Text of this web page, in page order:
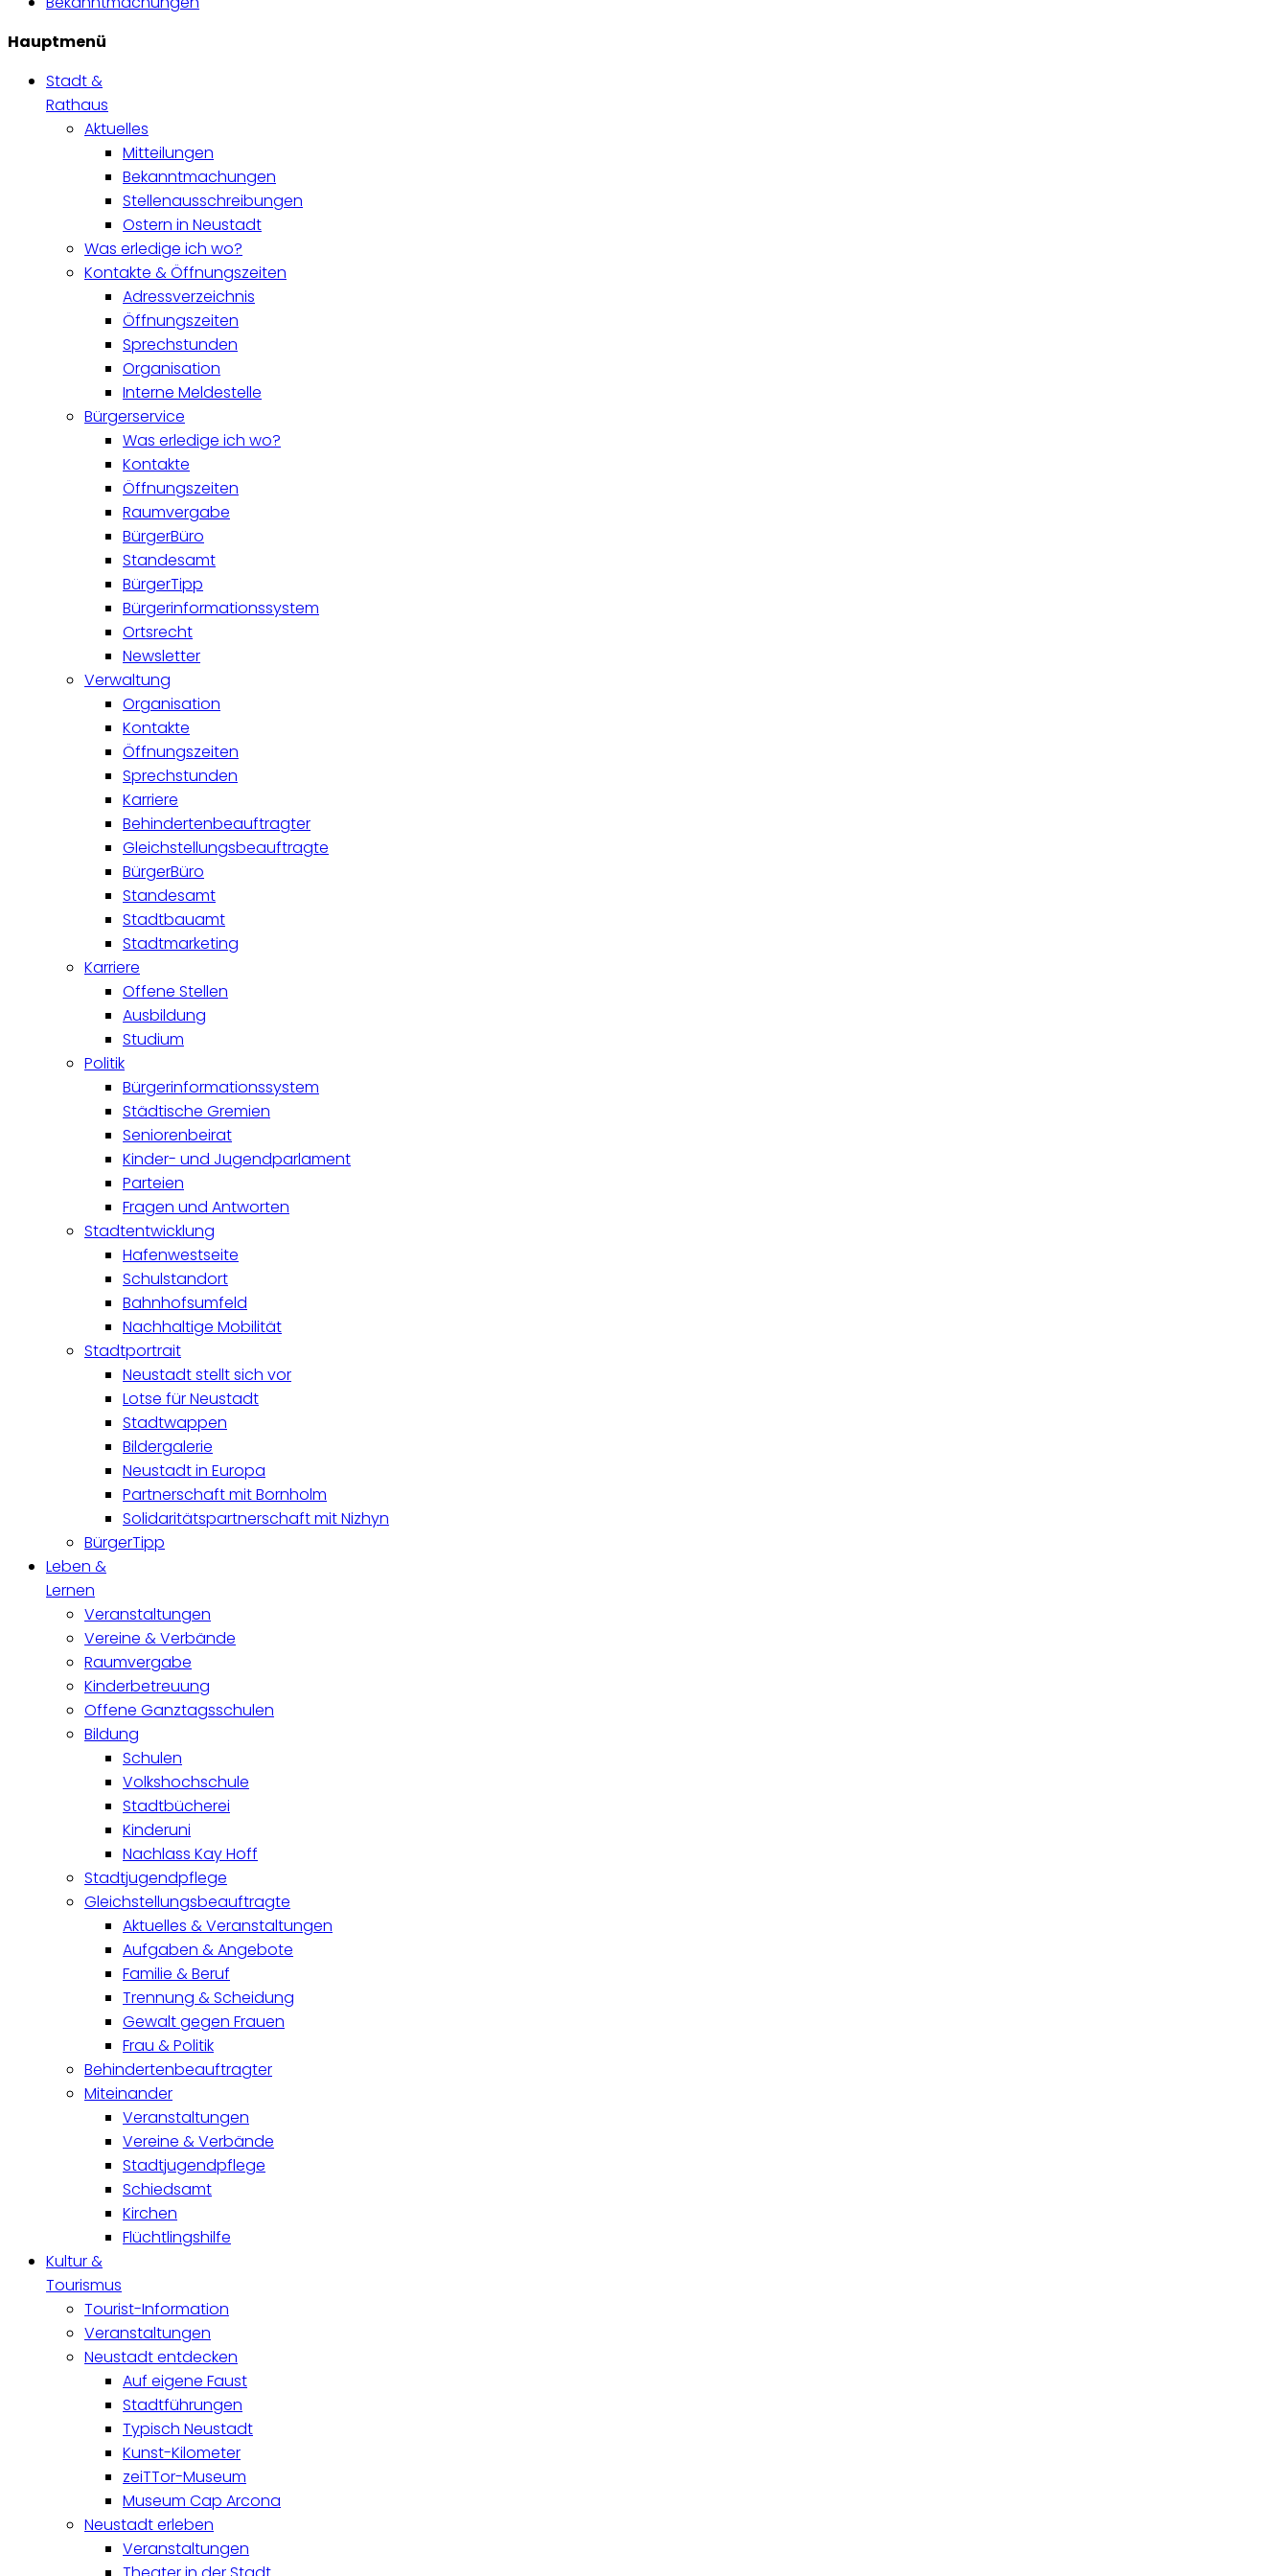
Hauptmenü
Stadt &
Rathaus
Aktuelles
Mitteilungen
Bekanntmachungen
Stellenausschreibungen
Ostern in Neustadt
Was erledige ich wo?
Kontakte & Öffnungszeiten
Adressverzeichnis
Öffnungszeiten
Sprechstunden
Organisation
Interne Meldestelle
Bürgerservice
Was erledige ich wo?
Kontakte
Öffnungszeiten
Raumvergabe
BürgerBüro
Standesamt
BürgerTipp
Bürgerinformationssystem
Ortsrecht
Newsletter
Verwaltung
Organisation
Kontakte
Öffnungszeiten
Sprechstunden
Karriere
Behindertenbeauftragter
Gleichstellungsbeauftragte
BürgerBüro
Standesamt
Stadtbauamt
Stadtmarketing
Karriere
Offene Stellen
Ausbildung
Studium
Politik
Bürgerinformationssystem
Städtische Gremien
Seniorenbeirat
Kinder- und Jugendparlament
Parteien
Fragen und Antworten
Stadtentwicklung
Hafenwestseite
Schulstandort
Bahnhofsumfeld
Nachhaltige Mobilität
Stadtportrait
Neustadt stellt sich vor
Lotse für Neustadt
Stadtwappen
Bildergalerie
Neustadt in Europa
Partnerschaft mit Bornholm
Solidaritätspartnerschaft mit Nizhyn
BürgerTipp
Leben &
Lernen
Veranstaltungen
Vereine & Verbände
Raumvergabe
Kinderbetreuung
Offene Ganztagsschulen
Bildung
Schulen
Volkshochschule
Stadtbücherei
Kinderuni
Nachlass Kay Hoff
Stadtjugendpflege
Gleichstellungsbeauftragte
Aktuelles & Veranstaltungen
Aufgaben & Angebote
Familie & Beruf
Trennung & Scheidung
Gewalt gegen Frauen
Frau & Politik
Behindertenbeauftragter
Miteinander
Veranstaltungen
Vereine & Verbände
Stadtjugendpflege
Schiedsamt
Kirchen
Flüchtlingshilfe
Kultur &
Tourismus
Tourist-Information
Veranstaltungen
Neustadt entdecken
Auf eigene Faust
Stadtführungen
Typisch Neustadt
Kunst-Kilometer
zeiTTor-Museum
Museum Cap Arcona
Neustadt erleben
Veranstaltungen